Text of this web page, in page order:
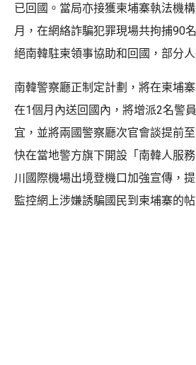
已回國。當局亦接獲柬埔寨執法機
月，在網絡詐騙犯罪現場共拘捕90
絕南韓駐柬領事協助和回國，部分
南韓警察廳正制定計劃，將在柬埔
在1個月內送回國內，將增派2名警
宜，並將兩國警察廳次官會談提前
快在當地警方旗下開設「南韓人服
川國際機場出境登機口加強宣傳，
監控網上涉嫌誘騙國民到柬埔寨的帖